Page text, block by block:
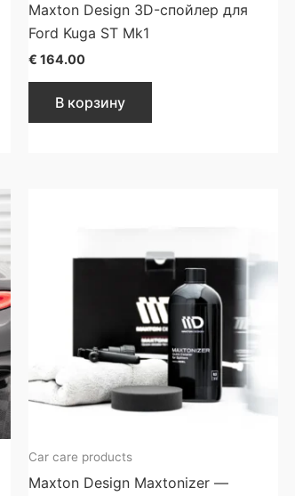
Maxton Design 3D-спойлер для
Ford Kuga ST Mk1
€ 164.00
В корзину
Car care products
Maxton Design Maxtonizer —